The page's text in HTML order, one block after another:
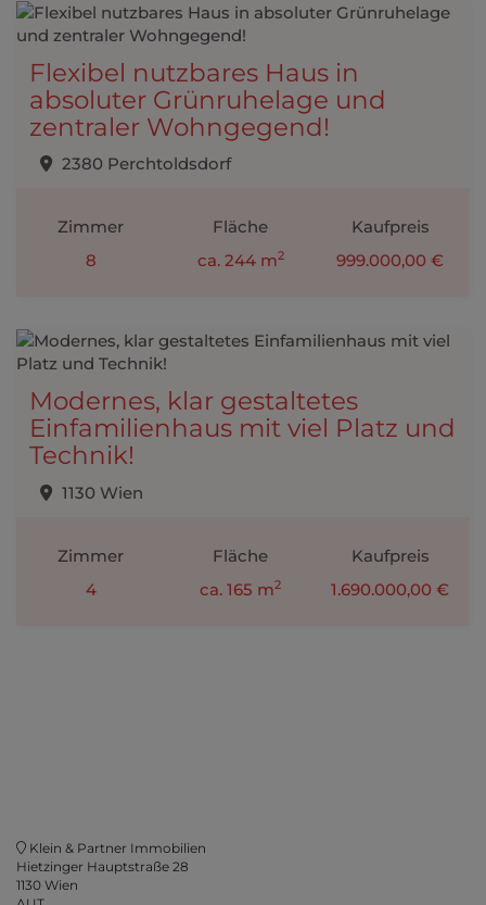
Flexibel nutzbares Haus in
absoluter Grünruhelage und
zentraler Wohngegend!
2380 Perchtoldsdorf
Zimmer
8
Fläche
ca. 244 m2
Kaufpreis
999.000,00 €
Modernes, klar gestaltetes
Einfamilienhaus mit viel Platz und
Technik!
1130 Wien
Zimmer
4
Fläche
ca. 165 m2
Kaufpreis
1.690.000,00 €
Klein & Partner Immobilien
Hietzinger Hauptstraße 28
1130 Wien